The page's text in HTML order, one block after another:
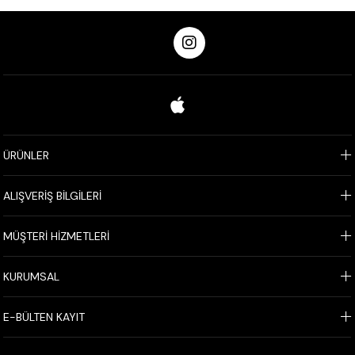
ÜRÜNLER
ALIŞVERİŞ BİLGİLERİ
MÜŞTERİ HİZMETLERİ
KURUMSAL
E-BÜLTEN KAYIT